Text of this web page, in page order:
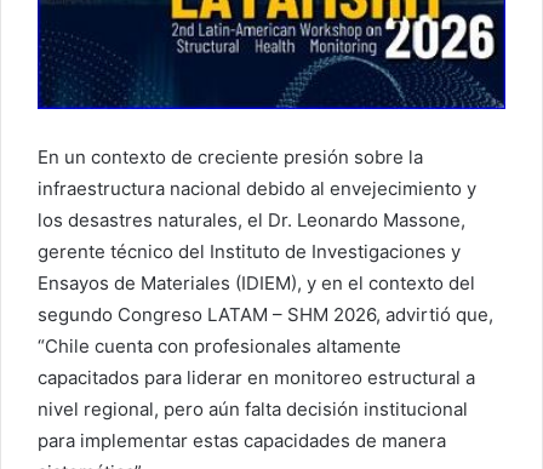
En un contexto de creciente presión sobre la
infraestructura nacional debido al envejecimiento y
los desastres naturales, el Dr. Leonardo Massone,
gerente técnico del Instituto de Investigaciones y
Ensayos de Materiales (IDIEM), y en el contexto del
segundo Congreso LATAM – SHM 2026, advirtió que,
“Chile cuenta con profesionales altamente
capacitados para liderar en monitoreo estructural a
nivel regional, pero aún falta decisión institucional
para implementar estas capacidades de manera